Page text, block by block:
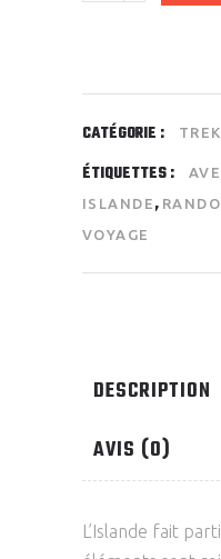
CATÉGORIE :
ÉTIQUETTES :
ISLANDE ,
VOYAGE
DESCRIPTION
AVIS (0)
L’Islande fait